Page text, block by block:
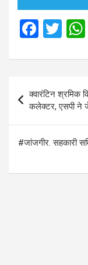
F
ce
b
o
o
k
T
tt
er s
navigation
क्वारंटिन श्रमिक
कलेक्टर, एसपी ने
#जांजगीर. सहकारी